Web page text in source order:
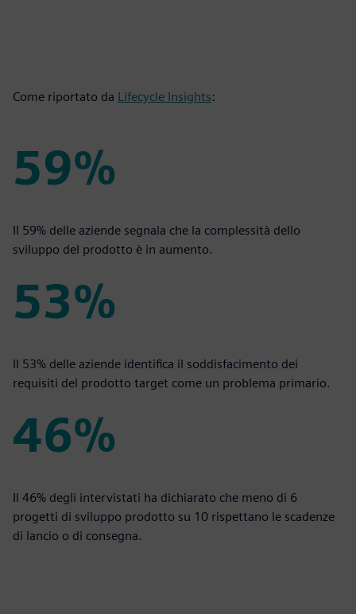
Come riportato da Lifecycle Insights:
59%
Il 59% delle aziende segnala che la complessità dello
sviluppo del prodotto è in aumento.
53%
Il 53% delle aziende identifica il soddisfacimento dei
requisiti del prodotto target come un problema primario.
46%
Il 46% degli intervistati ha dichiarato che meno di 6
progetti di sviluppo prodotto su 10 rispettano le scadenze
di lancio o di consegna.